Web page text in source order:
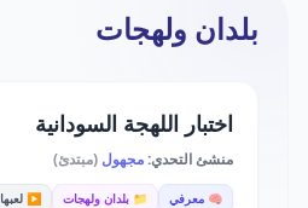
بلدان ولهجات
اختبار اللهجة السودانية
منشئ التحدي:مجهول (مبتدئ)
🧠 معرفي 📁 بلدان ولهجات ▶️ لعبها 4,428